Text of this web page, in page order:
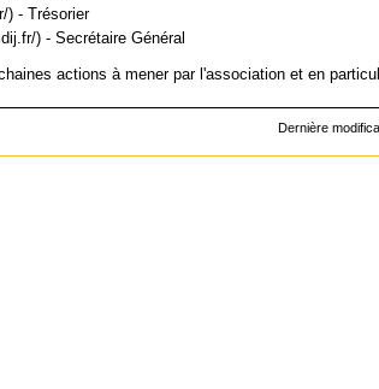
- Trésorier
- Secrétaire Général
actions à mener par l'association et en
Dernière